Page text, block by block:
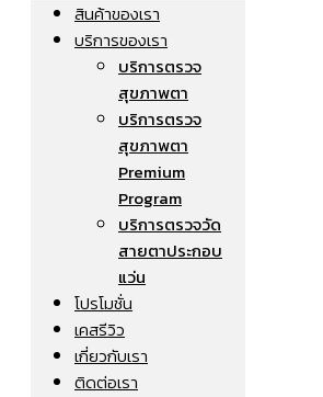
สินค้าของเรา
บริการของเรา
บริการตรวจ
สุขภาพตา
บริการตรวจ
สุขภาพตา
Premium
Program
บริการตรวจวัด
สายตาประกอบ
แว่น
โปรโมชั่น
เคสรีวิว
เกี่ยวกับเรา
ติดต่อเรา